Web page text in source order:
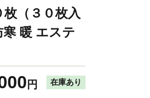
（３０枚入
暖 エステ
円 在庫あり